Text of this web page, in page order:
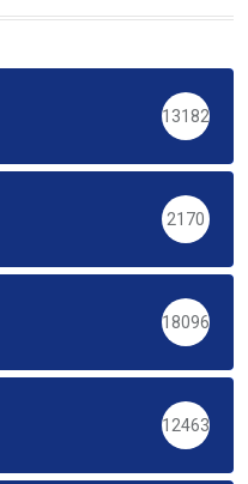
13182
2170
18096
12463